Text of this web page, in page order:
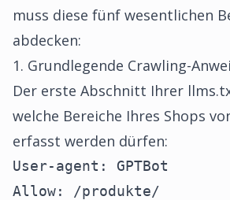
muss diese fünf wesentlichen
abdecken:
1. Grundlegende Crawling-
Der erste Abschnitt Ihrer
welche Bereiche Ihres Shops
erfasst werden dürfen:
User-agent: GPTBot
Allow: /produkte/